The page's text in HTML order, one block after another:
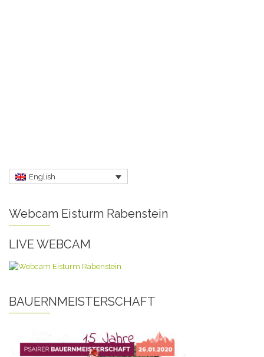
English
Webcam Eisturm Rabenstein
LIVE WEBCAM
BAUERNMEISTERSCHAFT